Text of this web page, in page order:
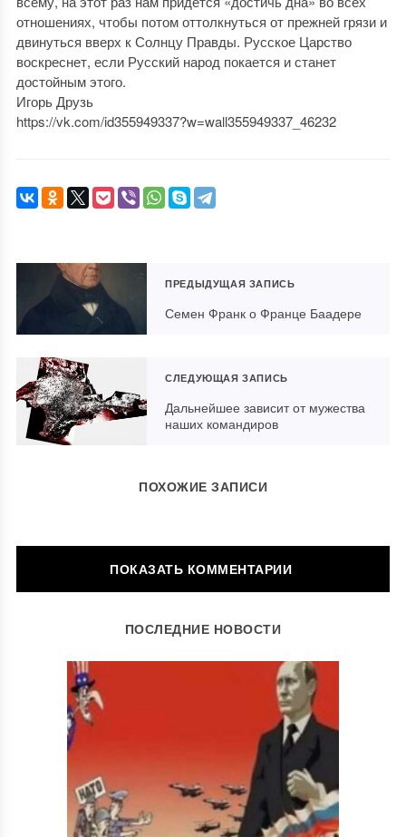
отношениях, чтобы потом оттолкнуться от прежней грязи и
двинуться вверх к Солнцу Правды. Русское Царство
воскреснет, если Русский народ покается и станет
достойным этого.
Игорь Друзь
https://vk.com/id355949337?w=wall355949337_46232
ПРЕДЫДУЩАЯ ЗАПИСЬ
Семен Франк о Франце Баадере
СЛЕДУЮЩАЯ ЗАПИСЬ
Дальнейшее зависит от мужества
наших командиров
ПОХОЖИЕ ЗАПИСИ
ОСТАВИТЬ КОММЕНТАРИЙ
Ваш адрес email не будет опубликован. Обязательные поля
Комментарий*
ПОСЛЕДНИЕ НОВОСТИ